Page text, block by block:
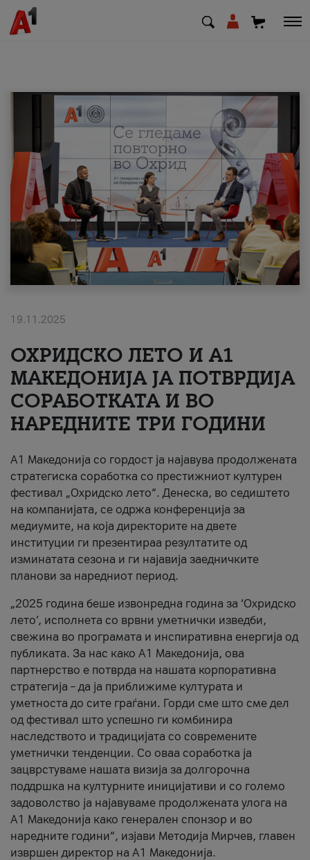
МК SQ
Приватни Деловни
Поддршка
Надополни кредит
#ПодобарОнлајн
19.11.2025
ОХРИДСКО ЛЕТО И A1
МАКЕДОНИЈА ЈА ПОТВРДИЈА
СОРАБОТКАТА И ВО
НАРЕДНИТЕ ТРИ ГОДИНИ
A1 Македонија со гордост ја најавува продолжената
стратегиска соработка со престижниот културен
фестивал „Охридско лето“. Денеска, во седиштето
на компанијата, се одржа конференција за
медиумите, на која директорите на двете
институции ги презентираа резултатите од
изминатата сезона и ги најавија заедничките
планови за наредниот период.
„2025 година беше извонредна година за ‘Охридско
лето’, исполнета со врвни уметнички изведби,
свежина во програмата и инспиративна енергија од
публиката. За нас како A1 Македонија, ова
партнерство е потврда на нашата корпоративна
стратегија – да ја приближиме културата и
уметноста до сите граѓани. Горди сме што сме дел
од фестивал што успешно ги комбинира
наследството и традицијата со современите
уметнички тенденции. Со оваа соработка ја
зацврстуваме нашата визија за долгорочна
поддршка на културните иницијативи и со големо
задоволство ја најавуваме продолжената улога на
A1 Македонија како генерален спонзор и во
наредните години“, изјави Методија Мирчев, главен
извршен директор на A1 Македонија.